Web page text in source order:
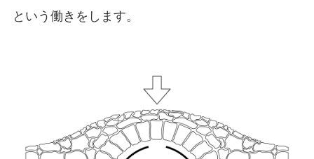
という働きをします。